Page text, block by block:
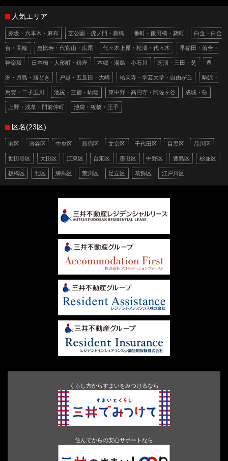
人気エリア
赤坂・六本木・麻布 芝公園・虎ノ門・新橋 番町・飯田橋・麹町 白金・白金
台・高輪 恵比寿・代官山・広尾 代々木上原・松濤・代々木 早稲田・落合・
神楽坂 日本橋・人形町・銀座 本郷・湯島・小石川 芝浦・三田・芝 豊
洲・月島・勝どき 戸越・五反田・大崎 祐天寺・学芸大学・自由が丘 駒沢・
用賀・二子玉川 池尻・三宿・駒場 東中野・高円寺・阿佐ヶ谷 成城・砧
上野・浅草・門前仲町 池袋・板橋・王子
区名(23区)
港区 渋谷区 中央区 新宿区 文京区 千代田区 目黒区 品川区
世田谷区 大田区 江東区 台東区 墨田区 中野区 豊島区 杉並区
板橋区 北区 練馬区 荒川区 足立区 葛飾区 江戸川区
くらし方からすまいをみつけるなら
住んでからの安心サポートなら